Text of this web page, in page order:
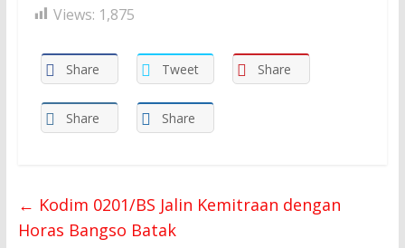
Views: 1,875
Share Tweet Share
Share Share
← Kodim 0201/BS Jalin Kemitraan dengan
Horas Bangso Batak